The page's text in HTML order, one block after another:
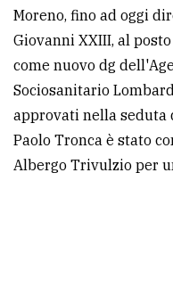
Moreno, fino ad oggi
Giovanni XXIII, al
come nuovo dg
Sociosanitario
approvati nella seduta
Paolo Tronca è stato
Albergo Trivulzio per